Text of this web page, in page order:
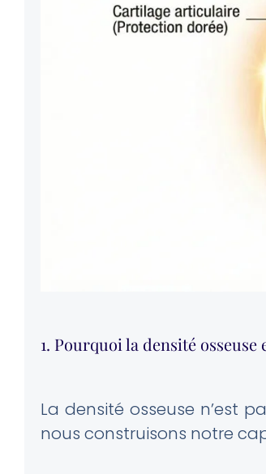
1. Pourquoi la densité
La densité osseuse n’est
nous construisons notre